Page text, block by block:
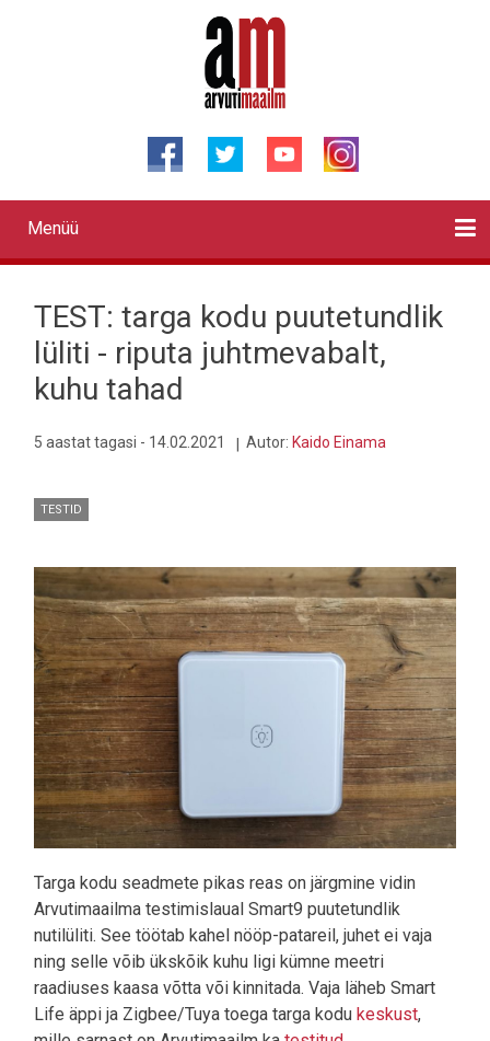
Primary
links
Menüü
TEST: targa kodu puutetundlik
lüliti - riputa juhtmevabalt,
kuhu tahad
5 aastat tagasi - 14.02.2021 Autor: Kaido Einama
TESTID
Pilt
Targa kodu seadmete pikas reas on järgmine vidin
Arvutimaailma testimislaual Smart9 puutetundlik
nutilüliti. See töötab kahel nööp-patareil, juhet ei vaja
ning selle võib ükskõik kuhu ligi kümne meetri
raadiuses kaasa võtta või kinnitada. Vaja läheb Smart
Life äppi ja Zigbee/Tuya toega targa kodu keskust,